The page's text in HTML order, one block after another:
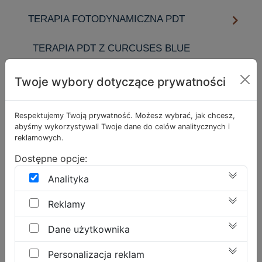
TERAPIA FOTODYNAMICZNA PDT
TERAPIA PDT Z CURCUSES BLUE
TERAPIA PDT Z LEVUSES
SPECTRUM MASK®
ZABIEG COSMEDIX
ZABIEGI PRO XN / TERAPIE
PROFESJONALNE PRO XN –
NAJSILNIEJSZA TERAPIA
ANTYOKSYDACYJNA
Twoje wybory dotyczące prywatności
Respektujemy Twoją prywatność. Możesz wybrać, jak chcesz,
abyśmy wykorzystywali Twoje dane do celów analitycznych i
reklamowych.
Dostępne opcje:
Analityka
Reklamy
Dane użytkownika
Personalizacja reklam